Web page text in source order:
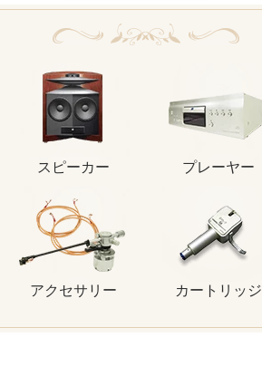
スピーカー プレーヤー
アクセサリー カートリッジ